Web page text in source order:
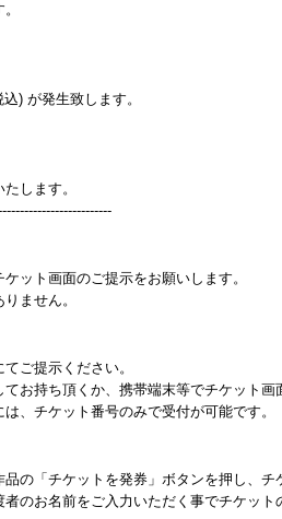
) が発生致します。
します。
ット画面のご提示をお願いします。
ません。
ご提示ください。
お持ち頂くか、携帯端末等でチケット画
、チケット番号のみで受付が可能です。
の「チケットを発券」ボタンを押し、
のお名前をご入力いただく事でチケット